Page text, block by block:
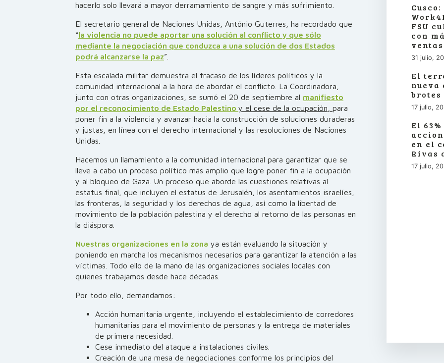
hacerlo solo llevará a mayor derramamiento de sangre y más sufrimiento.
El secretario general de Naciones Unidas, António Guterres, ha recordado que
“la violencia no puede aportar una solución al conflicto y que sólo
mediante la negociación que conduzca a una solución de dos Estados
podrá alcanzarse la paz”.
Esta escalada militar demuestra el fracaso de los líderes políticos y la
comunidad internacional a la hora de abordar el conflicto. La Coordinadora,
junto con otras organizaciones, se sumó el 20 de septiembre al manifiesto
por el reconocimiento de Estado Palestino y el cese de la ocupación, para
poner fin a la violencia y avanzar hacia la construcción de soluciones duraderas
y justas, en línea con el derecho internacional y las resoluciones de Naciones
Unidas.
Hacemos un llamamiento a la comunidad internacional para garantizar que se
lleve a cabo un proceso político más amplio que logre poner fin a la ocupación
y al bloqueo de Gaza. Un proceso que aborde las cuestiones relativas al
estatus final, que incluyen el estatus de Jerusalén, los asentamientos israelíes,
las fronteras, la seguridad y los derechos de agua, así como la libertad de
movimiento de la población palestina y el derecho al retorno de las personas en
la diáspora.
Nuestras organizaciones en la zona ya están evaluando la situación y
poniendo en marcha los mecanismos necesarios para garantizar la atención a las
víctimas. Todo ello de la mano de las organizaciones sociales locales con
quienes trabajamos desde hace décadas.
Por todo ello, demandamos:
Acción humanitaria urgente, incluyendo el establecimiento de corredores
humanitarias para el movimiento de personas y la entrega de materiales
de primera necesidad.
Cese inmediato del ataque a instalaciones civiles.
Creación de una mesa de negociaciones conforme los principios del
FSU
con
ventas
31 julio,
El
nueva
brotes
17 julio,
El
en el
Rivas
17 julio,